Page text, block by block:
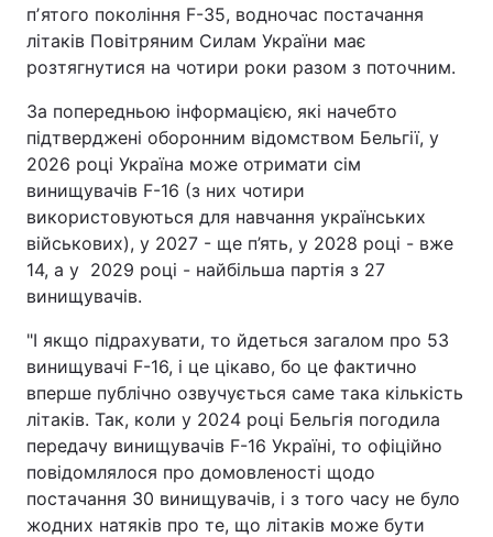
пʼятого покоління F-35, водночас постачання
літаків Повітряним Силам України має
розтягнутися на чотири роки разом з поточним.
За попередньою інформацією, які начебто
підтверджені оборонним відомством Бельгії, у
2026 році Україна може отримати сім
винищувачів F-16 (з них чотири
використовуються для навчання українських
військових), у 2027 - ще п’ять, у 2028 році - вже
14, а у 2029 році - найбільша партія з 27
винищувачів.
"І якщо підрахувати, то йдеться загалом про 53
винищувачі F-16, і це цікаво, бо це фактично
вперше публічно озвучується саме така кількість
літаків. Так, коли у 2024 році Бельгія погодила
передачу винищувачів F-16 Україні, то офіційно
повідомлялося про домовленості щодо
постачання 30 винищувачів, і з того часу не було
жодних натяків про те, що літаків може бути